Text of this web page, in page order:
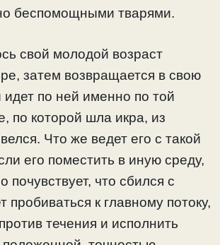
беспомощными тварями.
свой молодой возраст
затем возвращается в свою
идет по ней именно по той
по которой шла икра, из
Что же ведет его с такой
его поместить в иную среду,
почувствует, что сбился с
пробиваться к главному потоку,
течения и исполнить